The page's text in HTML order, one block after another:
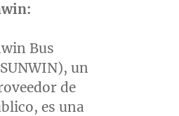
Bus
un
de
es una